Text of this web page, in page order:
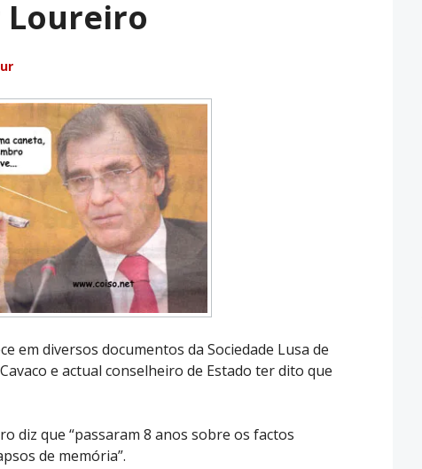
Loureiro
em diversos documentos da Sociedade Lusa de
e actual conselheiro de Estado ter dito que
diz que “passaram 8 anos sobre os factos
de memória”.